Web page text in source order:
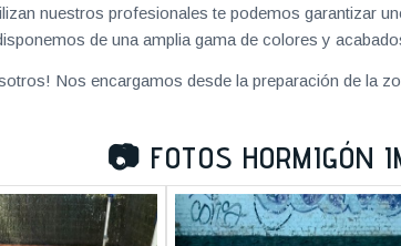
nuestros profesionales te podemos garantizar
de una amplia gama de colores y
Nos encargamos desde la preparación de la
📷 FOTOS HORMIGÓN